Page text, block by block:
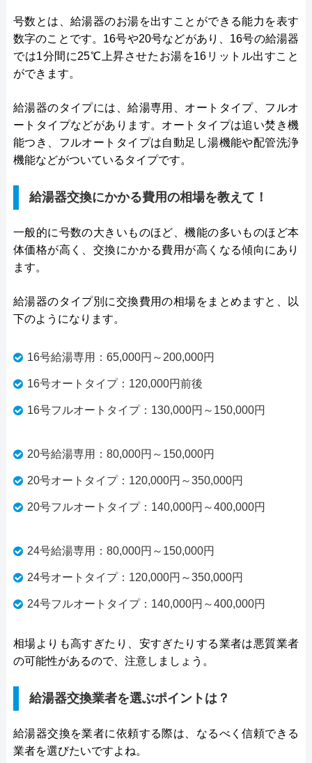
号数とは、給湯器のお湯を出すことができる能力を表す
数字のことです。16号や20号などがあり、16号の給湯器
では1分間に25℃上昇させたお湯を16リットル出すこと
ができます。
給湯器のタイプには、給湯専用、オートタイプ、フルオ
ートタイプなどがあります。オートタイプは追い焚き機
能つき、フルオートタイプは自動足し湯機能や配管洗浄
機能などがついているタイプです。
給湯器交換にかかる費用の相場を教えて！
一般的に号数の大きいものほど、機能の多いものほど本
体価格が高く、交換にかかる費用が高くなる傾向にあり
ます。
給湯器のタイプ別に交換費用の相場をまとめますと、以
下のようになります。
16号給湯専用：65,000円～200,000円
16号オートタイプ：120,000円前後
16号フルオートタイプ：130,000円～150,000円
20号給湯専用：80,000円～150,000円
20号オートタイプ：120,000円～350,000円
20号フルオートタイプ：140,000円～400,000円
24号給湯専用：80,000円～150,000円
24号オートタイプ：120,000円～350,000円
24号フルオートタイプ：140,000円～400,000円
相場よりも高すぎたり、安すぎたりする業者は悪質業者
の可能性があるので、注意しましょう。
給湯器交換業者を選ぶポイントは？
給湯器交換を業者に依頼する際は、なるべく信頼できる
業者を選びたいですよね。